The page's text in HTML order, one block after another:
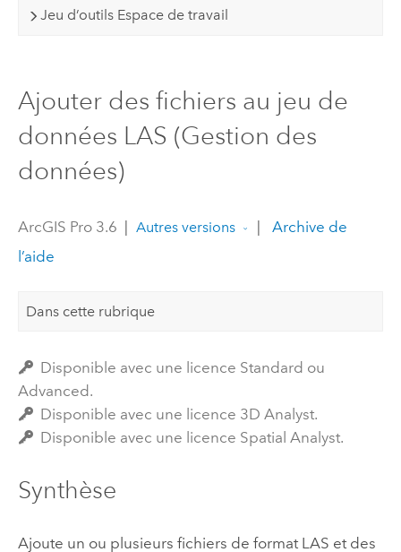
Jeu d’outils Espace de travail
Ajouter des fichiers au jeu de
données LAS (Gestion des
données)
ArcGIS Pro 3.6 Autres versions
Archive de
l’aide
Dans cette rubrique
Disponible avec une licence Standard ou
Advanced.
Disponible avec une licence 3D Analyst.
Disponible avec une licence Spatial Analyst.
Synthèse
Ajoute un ou plusieurs fichiers de format LAS et des